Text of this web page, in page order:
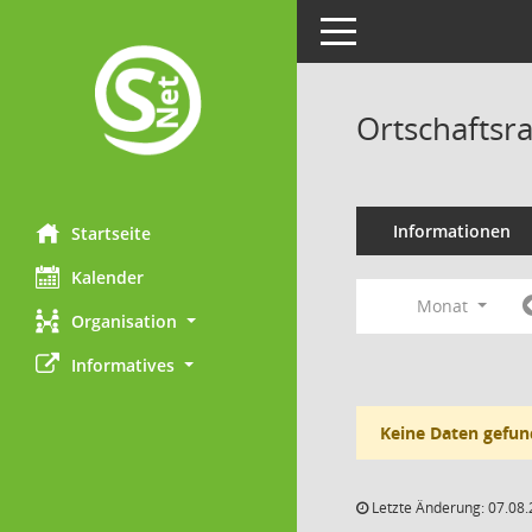
Startseite
Kalender
Organisation
Informatives
Toggle navigation
Informationen
Monat
Keine Daten
Letzte Änderung: